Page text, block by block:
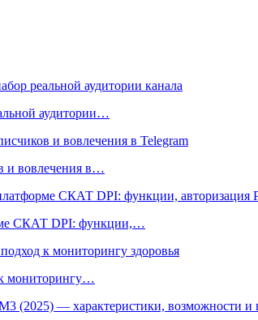
аудитории…
и вовлечения в…
СКАТ DPI: функции,…
мониторингу…